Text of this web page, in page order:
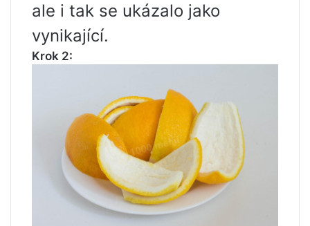
ale i tak se ukázalo jako
vynikající.
Krok 2: